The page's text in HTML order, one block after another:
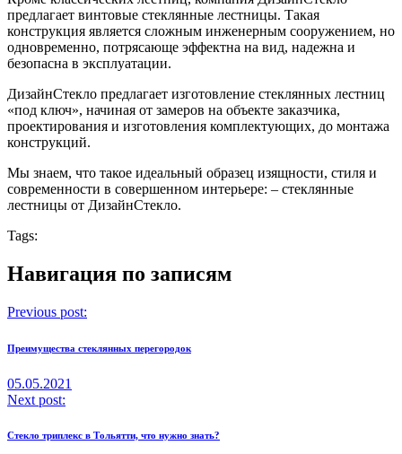
предлагает винтовые стеклянные лестницы. Такая
конструкция является сложным инженерным сооружением, но
одновременно, потрясающе эффектна на вид, надежна и
безопасна в эксплуатации.
ДизайнСтекло предлагает изготовление стеклянных лестниц
«под ключ», начиная от замеров на объекте заказчика,
проектирования и изготовления комплектующих, до монтажа
конструкций.
Мы знаем, что такое идеальный образец изящности, стиля и
современности в совершенном интерьере: – стеклянные
лестницы от ДизайнСтекло.
Tags:
Навигация по записям
Previous post:
Преимущества стеклянных перегородок
05.05.2021
Next post:
Стекло триплекс в Тольятти, что нужно знать?